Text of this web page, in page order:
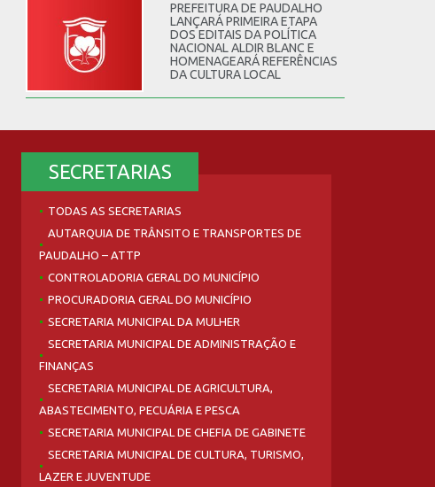
PREFEITURA DE PAUDALHO
LANÇARÁ PRIMEIRA ETAPA
DOS EDITAIS DA POLÍTICA
NACIONAL ALDIR BLANC E
HOMENAGEARÁ REFERÊNCIAS
DA CULTURA LOCAL
SECRETARIAS
TODAS AS SECRETARIAS
AUTARQUIA DE TRÂNSITO E TRANSPORTES DE
PAUDALHO – ATTP
CONTROLADORIA GERAL DO MUNICÍPIO
PROCURADORIA GERAL DO MUNICÍPIO
SECRETARIA MUNICIPAL DA MULHER
SECRETARIA MUNICIPAL DE ADMINISTRAÇÃO E
FINANÇAS
SECRETARIA MUNICIPAL DE AGRICULTURA,
ABASTECIMENTO, PECUÁRIA E PESCA
SECRETARIA MUNICIPAL DE CHEFIA DE GABINETE
SECRETARIA MUNICIPAL DE CULTURA, TURISMO,
LAZER E JUVENTUDE